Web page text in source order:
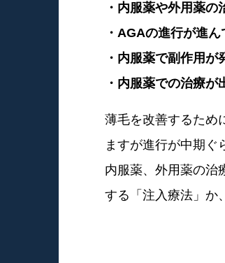
・内服薬や外用薬
・AGAの進行が進
・内服薬で副作用
・内服薬での治療が
薄毛を改善するため
ますが進行が中期ぐ
内服薬、外用薬の治
する「注入療法」か